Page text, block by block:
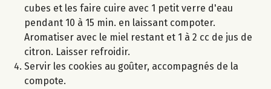
cubes et les faire cuire avec 1 petit verre d'eau
pendant 10 à 15 min. en laissant compoter.
Aromatiser avec le miel restant et 1 à 2 cc de jus de
citron. Laisser refroidir.
Servir les cookies au goûter, accompagnés de la
compote.